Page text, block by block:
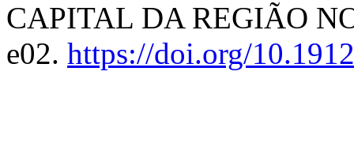
CAPITAL DA REGIÃO
e02. https://doi.org/